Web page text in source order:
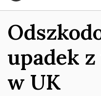
upadek
w UK